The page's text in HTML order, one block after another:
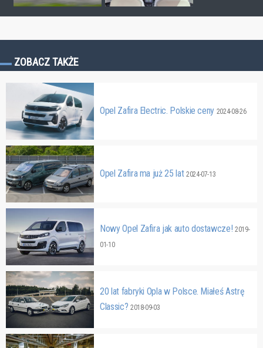
ZOBACZ TAKŻE
Opel Zafira Electric. Polskie ceny 2024-08-26
Opel Zafira ma już 25 lat 2024-07-13
Nowy Opel Zafira jak auto dostawcze!2019-
01-10
20 lat fabryki Opla w Polsce. Miałeś Astrę
Classic? 2018-09-03